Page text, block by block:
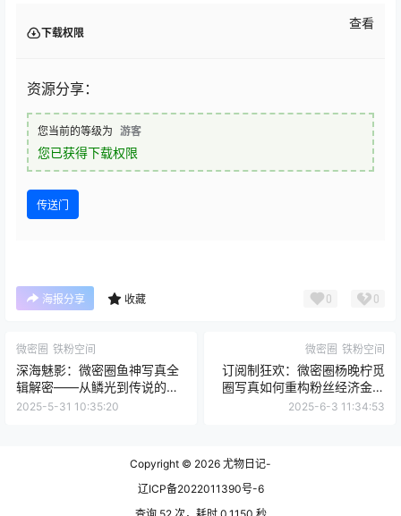
下载权限
查看
资源分享：
您当前的等级为 游客
您已获得下载权限
传送门
海报分享 收藏 0 0
微密圈 铁粉空间
深海魅影：微密圈鱼神写真全
辑解密——从鳞光到传说的视
觉史诗
2025-5-31 10:35:20
微密圈 铁粉空间
订阅制狂欢：微密圈杨晚柠觅
圈写真如何重构粉丝经济金字
塔
2025-6-3 11:34:53
Copyright © 2026 尤物日记-
辽ICP备2022011390号-6